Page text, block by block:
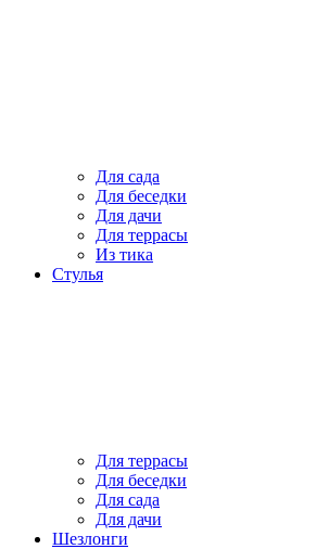
Для сада
Для беседки
Для дачи
Для террасы
Из тика
Стулья
Для террасы
Для беседки
Для сада
Для дачи
Шезлонги